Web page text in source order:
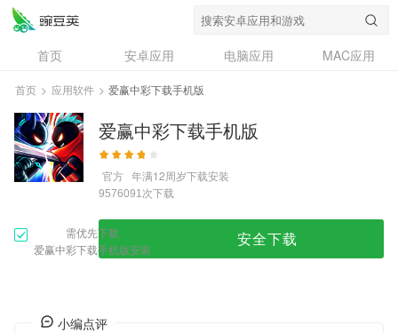
首页 安卓应用 电脑应用
MAC应用
资讯
专题
问答
首页 > 应用软件 > 爱赢中彩下载手机版
爱赢中彩下载手机版
官方 年满12周岁下载安装
9576091次下载
需优先下载
爱赢中彩下载手机版安装
安全下载
小编点评